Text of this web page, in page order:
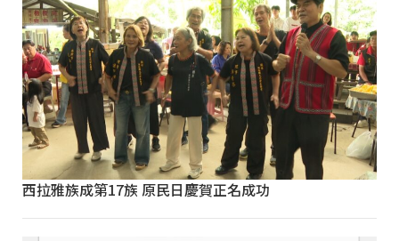
西拉雅族成第17族 原民日慶賀正名成功